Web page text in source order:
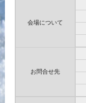
会場について
お問合せ先